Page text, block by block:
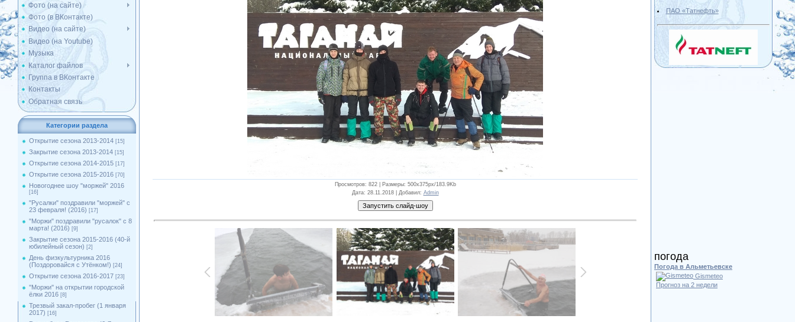
Фото (на сайте)
Фото (в ВКонтакте)
Видео (на сайте)
Видео (на Youtube)
Музыка
Каталог файлов
Группа в ВКонтакте
Контакты
Обратная связь
Категории раздела
Открытие сезона 2013-2014 [15]
Закрытие сезона 2013-2014 [15]
Открытие сезона 2014-2015 [17]
Открытие сезона 2015-2016 [70]
Новогоднее шоу "моржей" 2016
[16]
"Русалки" поздравили "моржей" с
23 февраля! (2016) [17]
"Моржи" поздравили "русалок" с 8
марта! (2016) [9]
Закрытие сезона 2015-2016 (40-й
юбилейный сезон) [2]
День физкультурника 2016
(Поздоровайся с Утёнком!) [24]
Открытие сезона 2016-2017 [23]
''Моржи'' на открытии городской
ёлки 2016 [8]
Трезвый закал-пробег (1 января
2017) [16]
Просмотров: 822 | Размеры: 500x375px/183.9Kb
Дата: 28.11.2018 | Добавил: Admin
ПАО «Татнефть»
погода
Погода в Альметьевске
Gismeteo
Прогноз на 2 недели